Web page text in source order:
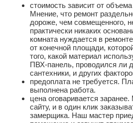
стоимость зависит от
Мнение, что ремонт
дороже, чем совмещенного,
практически никаких
комната нуждается в
от конечной площади,
того, какой материал
ПВХ-панель, проводился ли
сантехники, и других
предоплата не требуется.
выполнена работа.
цена оговаривается
сайту, и в один клик
замерщика. Наш мастер